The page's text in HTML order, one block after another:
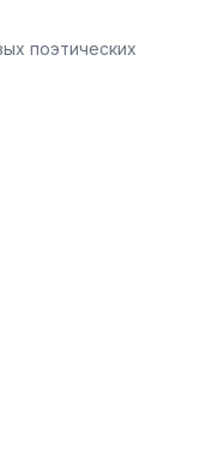
поэтических